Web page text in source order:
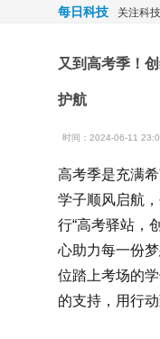
每日科技 关注科
又到高考季！
护航
时间：2024-06-11
高考季是充满
学子顺风启航
行“高考驿站，
心助力每一份
位踏上考场的
的支持，用行